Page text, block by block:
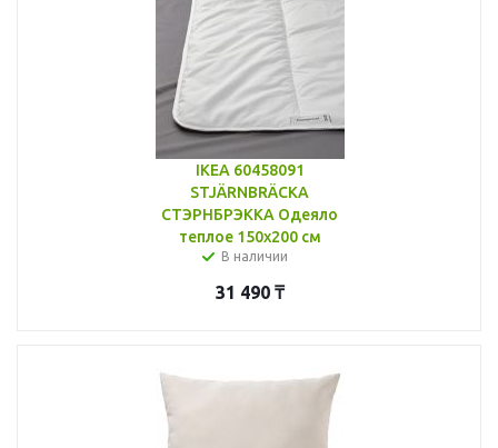
IKEA 60458091
STJÄRNBRÄCKA
СТЭРНБРЭККА Одеяло
теплое 150x200 см
В наличии
31 490₸